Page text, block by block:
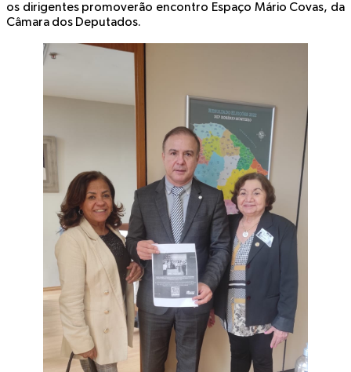
os dirigentes promoverão encontro Espaço Mário Covas, da
Câmara dos Deputados.